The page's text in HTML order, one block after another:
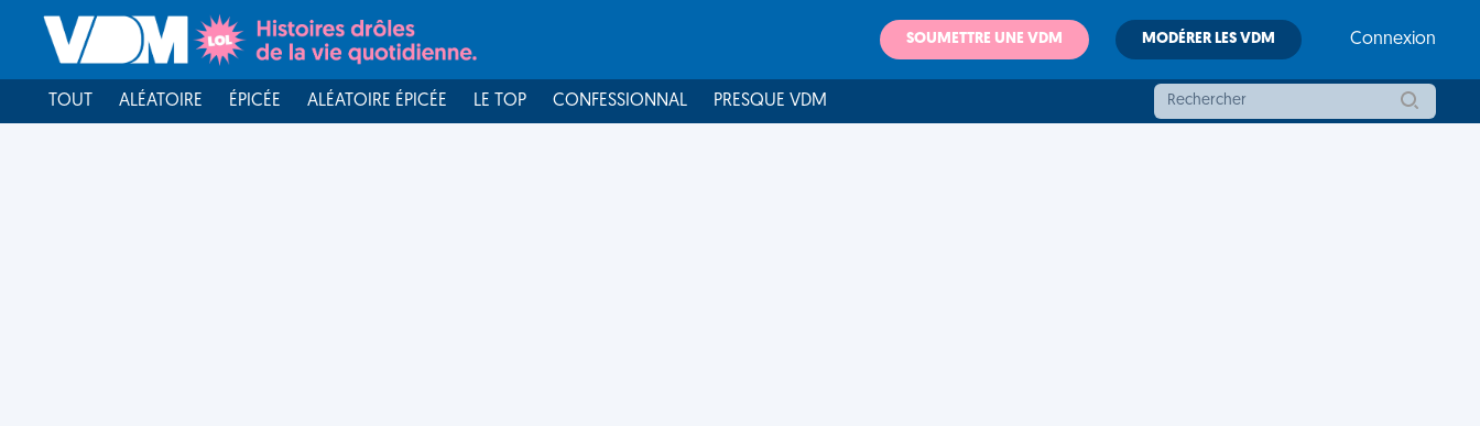
SOUMETTRE UNE VDM MODÉRER LES VDM Connexion
TOUT ALÉATOIRE ÉPICÉE ALÉATOIRE ÉPICÉE LE TOP CONFESSIONNAL PRESQUE VDM